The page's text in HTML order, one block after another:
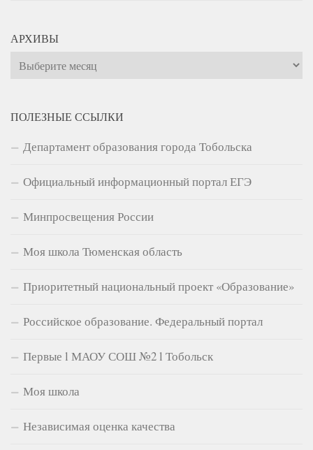
АРХИВЫ
Архивы
ПОЛЕЗНЫЕ ССЫЛКИ
Департамент образования города Тобольска
Официальный информационный портал ЕГЭ
Минпросвещения России
Моя школа Тюменская область
Приоритетный национальный проект «Образование»
Российское образование. Федеральный портал
Первые l МАОУ СОШ №2 l Тобольск
Моя школа
Независимая оценка качества